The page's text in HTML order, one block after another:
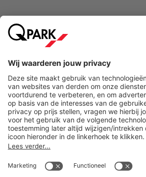
Steden
Download